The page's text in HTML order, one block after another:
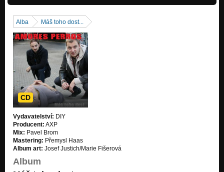
S.H.T.I.T.
What the funk?!
WHAT THE FUNK?!
Prodejná
WHAT THE FUNK?!
Marmeláda
Nezařazeno
Stromy
WHAT THE FUNK?!
Strach
WHAT THE FUNK?!
Můj Svět
Alba Máš toho dost...
CD
Vydavatelství: DIY
Producent: AXP
Mix: Pavel Brom
Mastering: Přemysl Haas
Album art: Josef Justich/Marie Fišerová
Album